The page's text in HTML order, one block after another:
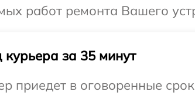
работ ремонта Вашего
курьера за 35 минут
приедет в оговоренные